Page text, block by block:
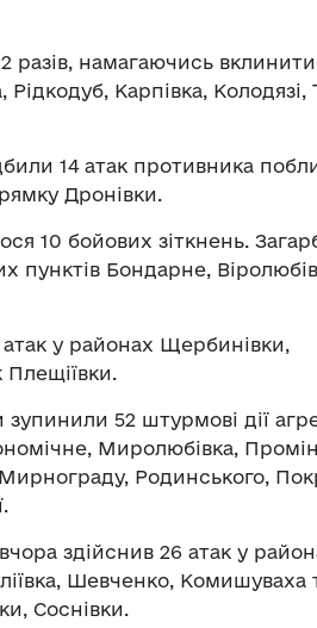
разів, намагаючись
Карпівка, Колодязі,
14 атак противника
Дронівки.
10 бойових зіткнень.
пунктів Бондарне,
атак у районах Щербинівки,
Плещіївки.
зупинили 52 штурмові дії
Миролюбівка,
Родинського,
здійснив 26 атак у
Шевченко, Комишуваха
Соснівки.